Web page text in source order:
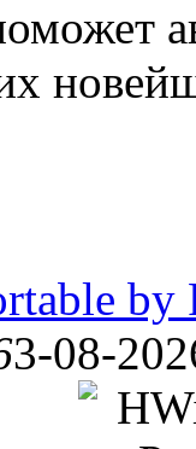
by
3-08-